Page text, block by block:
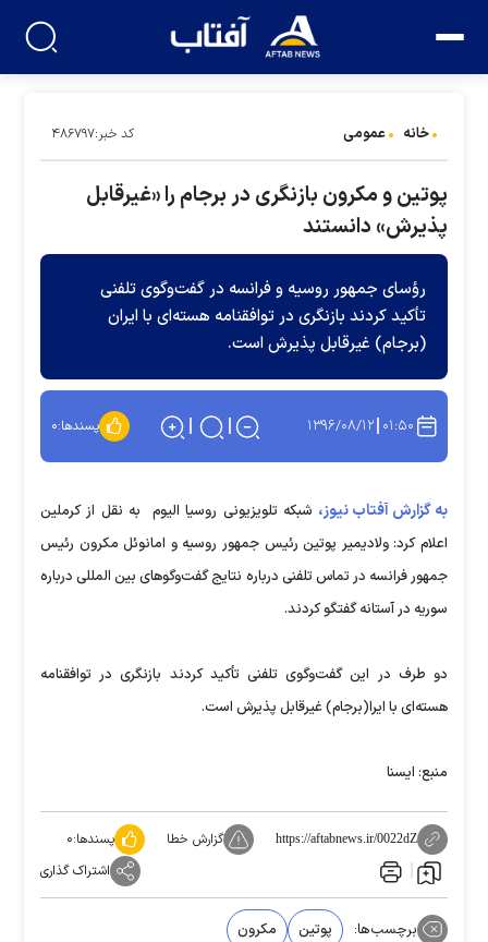
خانه عمومی کد خبر:۴۸۶۷۹۷
پوتین و مکرون بازنگری در برجام را «غیرقابل
پذیرش» دانستند
رؤسای جمهور روسیه و فرانسه در گفت‌وگوی تلفنی
تأکید کردند بازنگری در توافقنامه هسته‌ای با ایران
(برجام) غیرقابل پذیرش است.
۰۱:۵۰ ۱۳۹۶/۰۸/۱۲ پسندها:۰
به گزارش آفتاب نیوز، شبکه تلویزیونی روسیا الیوم به نقل از کرملین
اعلام کرد: ولادیمیر پوتین رئیس جمهور روسیه و امانوئل مکرون رئیس
جمهور فرانسه در تماس تلفنی درباره نتایج گفت‌وگوهای بین المللی درباره
سوریه در آستانه گفتگو کردند.
دو طرف در این گفت‌وگوی تلفنی تأکید کردند بازنگری در توافقنامه
هسته‌ای با ایرا(برجام) غیرقابل پذیرش است.
منبع: ایسنا
https://aftabnews.ir/0022dZ گزارش خطا پسندها:۰
اشتراک گذاری
برچسب‌ها: پوتین مکرون